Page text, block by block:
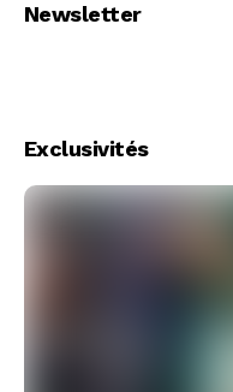
Newsletter
Exclusivités